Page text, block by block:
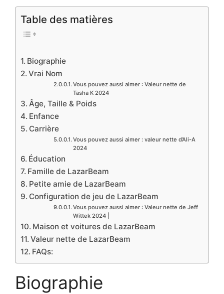
Table des matières
Biographie
Vrai Nom
Vous pouvez aussi aimer : Valeur nette de
Tasha K 2024
Âge, Taille & Poids
Enfance
Carrière
Vous pouvez aussi aimer : valeur nette d’Ali-A
2024
Éducation
Famille de LazarBeam
Petite amie de LazarBeam
Configuration de jeu de LazarBeam
Vous pouvez aussi aimer : Valeur nette de Jeff
Wittek 2024 |
Maison et voitures de LazarBeam
Valeur nette de LazarBeam
FAQs:
Biographie